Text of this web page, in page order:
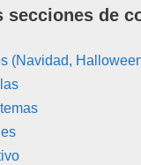
secciones de
(Navidad,